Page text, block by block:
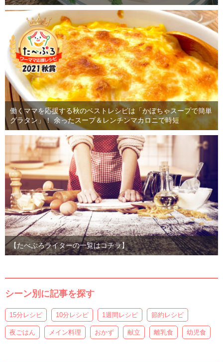
働くママを応援する秋のベストレシピは「かぼちゃスープで簡単
グラタン」！ 余ったスープ＆レンチンマカロニで時短
【たべぷろライターの一覧はコチラ】
シーン別に記事を探す
15分レシピ 10分レシピ 1週間レシピ 節約レシピ
夜ごはん メイン料理 おかず 献立 離乳食 幼児食